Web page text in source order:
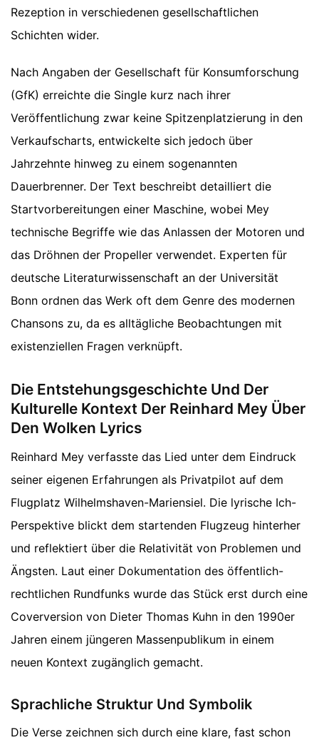
Rezeption in verschiedenen gesellschaftlichen
Schichten wider.
Nach Angaben der Gesellschaft für Konsumforschung
(GfK) erreichte die Single kurz nach ihrer
Veröffentlichung zwar keine Spitzenplatzierung in den
Verkaufscharts, entwickelte sich jedoch über
Jahrzehnte hinweg zu einem sogenannten
Dauerbrenner. Der Text beschreibt detailliert die
Startvorbereitungen einer Maschine, wobei Mey
technische Begriffe wie das Anlassen der Motoren und
das Dröhnen der Propeller verwendet. Experten für
deutsche Literaturwissenschaft an der Universität
Bonn ordnen das Werk oft dem Genre des modernen
Chansons zu, da es alltägliche Beobachtungen mit
existenziellen Fragen verknüpft.
Die Entstehungsgeschichte Und Der
Kulturelle Kontext Der Reinhard Mey Über
Den Wolken Lyrics
Reinhard Mey verfasste das Lied unter dem Eindruck
seiner eigenen Erfahrungen als Privatpilot auf dem
Flugplatz Wilhelmshaven-Mariensiel. Die lyrische Ich-
Perspektive blickt dem startenden Flugzeug hinterher
und reflektiert über die Relativität von Problemen und
Ängsten. Laut einer Dokumentation des öffentlich-
rechtlichen Rundfunks wurde das Stück erst durch eine
Coverversion von Dieter Thomas Kuhn in den 1990er
Jahren einem jüngeren Massenpublikum in einem
neuen Kontext zugänglich gemacht.
Sprachliche Struktur Und Symbolik
Die Verse zeichnen sich durch eine klare, fast schon